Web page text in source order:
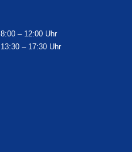
8:00 – 12:00 Uhr
13:30 – 17:30 Uhr